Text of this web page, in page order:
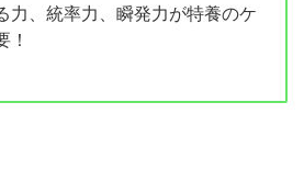
力、統率力、瞬発力が特養のケ
！